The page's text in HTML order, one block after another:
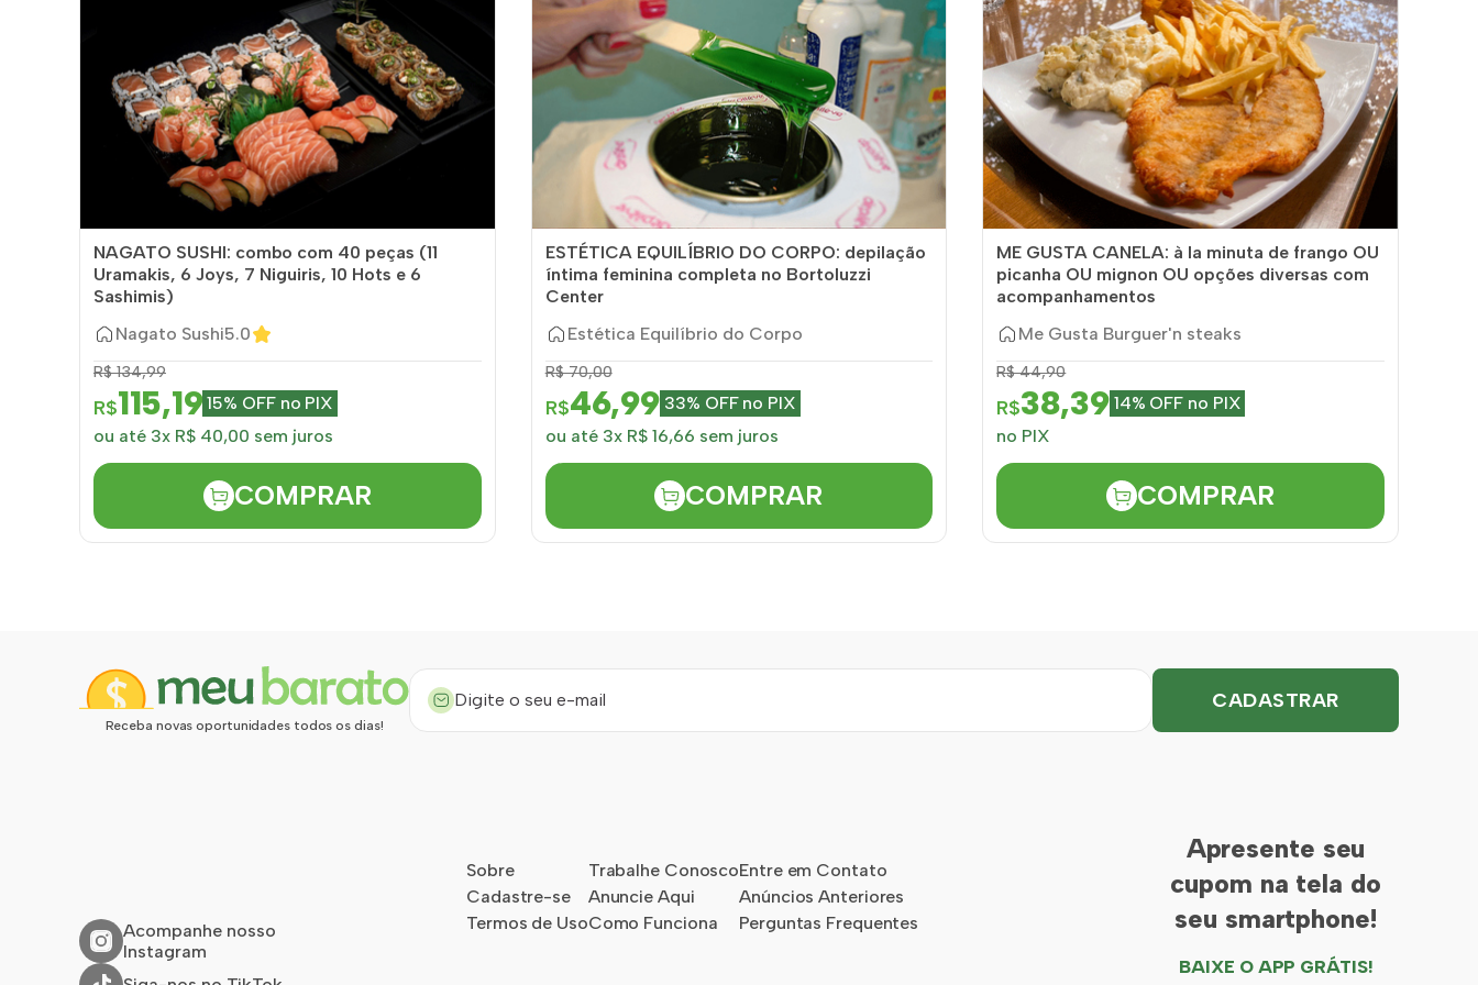
NAGATO SUSHI: combo com 40 peças (11
Uramakis, 6 Joys, 7 Niguiris, 10 Hots e 6
Sashimis)
Nagato Sushi5.0
R$ 134,99
R$115,19 15% OFF no PIX
ou até 3x R$ 40,00 sem juros
COMPRAR
ESTÉTICA EQUILÍBRIO DO CORPO: depilação
íntima feminina completa no Bortoluzzi
Center
Estética Equilíbrio do Corpo
R$ 70,00
R$46,99 33% OFF no PIX
ou até 3x R$ 16,66 sem juros
COMPRAR
ME GUSTA CANELA: à la minuta de frango OU
picanha OU mignon OU opções diversas com
acompanhamentos
Me Gusta Burguer'n steaks
R$ 44,90
R$38,39 14% OFF no PIX
no PIX
COMPRAR
Receba novas oportunidades todos os dias!
Acompanhe nosso
Instagram
Sobre
Cadastre-se
Termos de Uso
Trabalhe Conosco
Anuncie Aqui
Como Funciona
Entre em Contato
Anúncios Anteriores
Perguntas Frequentes
Apresente seu
cupom na tela do
seu smartphone!
BAIXE O APP GRÁTIS!